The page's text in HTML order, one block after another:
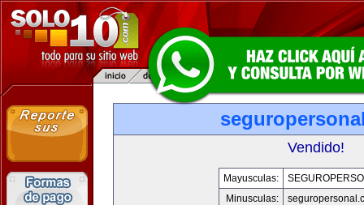
Vendido!
Mayusculas:
Minusculas: